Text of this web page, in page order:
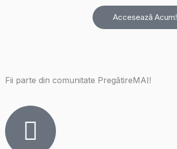
Accesează Acum!
Fii parte din comunitate PregătireMAI!